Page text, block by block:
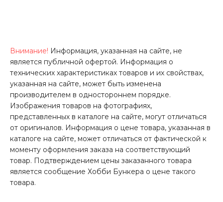
Внимание! Информация, указанная на сайте, не
является публичной офертой. Информация о
технических характеристиках товаров и их свойствах,
указанная на сайте, может быть изменена
производителем в одностороннем порядке.
Изображения товаров на фотографиях,
представленных в каталоге на сайте, могут отличаться
от оригиналов. Информация о цене товара, указанная в
каталоге на сайте, может отличаться от фактической к
моменту оформления заказа на соответствующий
товар. Подтверждением цены заказанного товара
является сообщение Хобби Бункера о цене такого
товара.